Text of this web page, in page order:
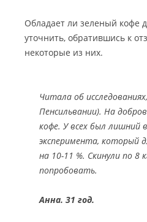
Обладает ли зеленый кофе
уточнить, обратившись к
некоторые из них.
Читала об
Пенсильвании). На
кофе. У всех был лишний
эксперимента, который
на 10-11 %. Скинули по 8
попробовать.
Анна. 31 год.